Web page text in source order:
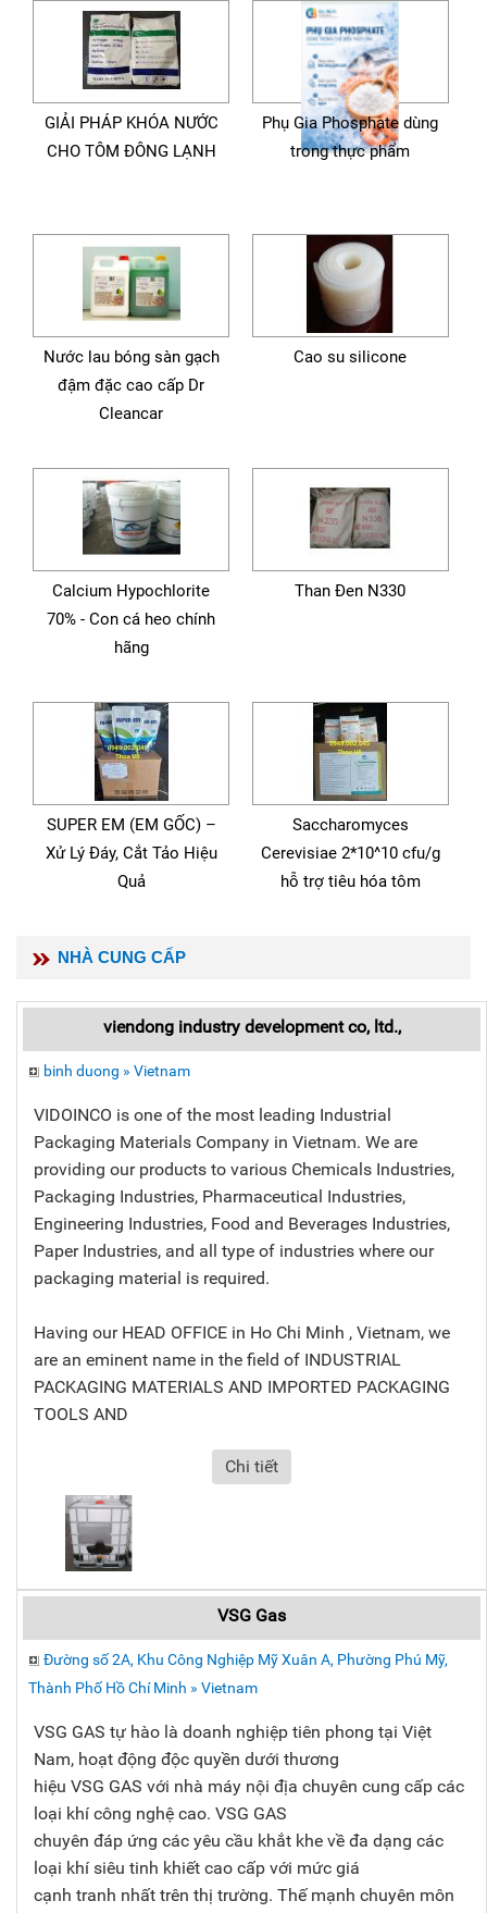
GIẢI PHÁP KHÓA NƯỚC
CHO TÔM ĐÔNG LẠNH
Phụ Gia Phosphate dùng
trong thực phẩm
Nước lau bóng sàn gạch
đậm đặc cao cấp Dr
Cleancar
Cao su silicone
Calcium Hypochlorite
70% - Con cá heo chính
hãng
Than Đen N330
SUPER EM (EM GỐC) –
Xử Lý Đáy, Cắt Tảo Hiệu
Quả
Saccharomyces
Cerevisiae 2*10^10 cfu/g
hỗ trợ tiêu hóa tôm
NHÀ CUNG CẤP
viendong industry development co, ltd.,
binh duong » Vietnam
VIDOINCO is one of the most leading Industrial
Packaging Materials Company in Vietnam. We are
providing our products to various Chemicals Industries,
Packaging Industries, Pharmaceutical Industries,
Engineering Industries, Food and Beverages Industries,
Paper Industries, and all type of industries where our
packaging material is required.
Having our HEAD OFFICE in Ho Chi Minh , Vietnam, we
are an eminent name in the field of INDUSTRIAL
PACKAGING MATERIALS AND IMPORTED PACKAGING
TOOLS AND
Chi tiết
VSG Gas
Đường số 2A, Khu Công Nghiệp Mỹ Xuân A, Phường Phú Mỹ,
Thành Phố Hồ Chí Minh » Vietnam
VSG GAS tự hào là doanh nghiệp tiên phong tại Việt
Nam, hoạt động độc quyền dưới thương
hiệu VSG GAS với nhà máy nội địa chuyên cung cấp các
loại khí công nghệ cao. VSG GAS
chuyên đáp ứng các yêu cầu khắt khe về đa dạng các
loại khí siêu tinh khiết cao cấp với mức giá
cạnh tranh nhất trên thị trường. Thế mạnh chuyên môn